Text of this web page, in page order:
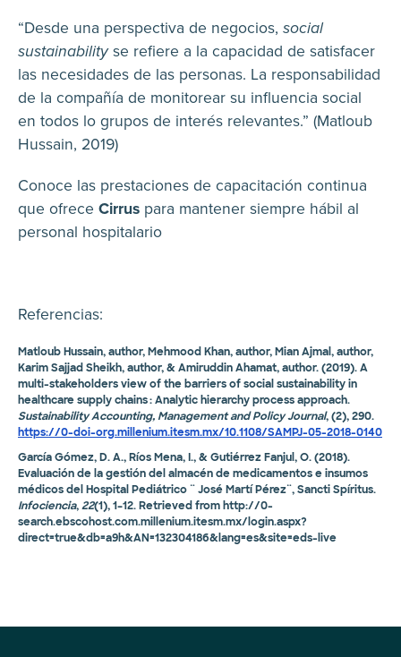
“Desde una perspectiva de negocios, social
sustainabilityse refiere a la capacidad de satisfacer
las necesidades de las personas. La responsabilidad
de la compañía de monitorear su influencia social
en todos lo grupos de interés relevantes.” (Matloub
Hussain, 2019)
Conoce las prestaciones de capacitación continua
que ofrece Cirrus para mantener siempre hábil al
personal hospitalario
Referencias:
Matloub Hussain, author, Mehmood Khan, author, Mian Ajmal, author,
Karim Sajjad Sheikh, author, & Amiruddin Ahamat, author. (2019). A
multi-stakeholders view of the barriers of social sustainability in
healthcare supply chains : Analytic hierarchy process approach.
Sustainability Accounting, Management and Policy Journal, (2), 290.
https://0-doi-org.millenium.itesm.mx/10.1108/SAMPJ-05-2018-0140
García Gómez, D. A., Ríos Mena, I., & Gutiérrez Fanjul, O. (2018).
Evaluación de la gestión del almacén de medicamentos e insumos
médicos del Hospital Pediátrico ¨ José Martí Pérez¨, Sancti Spíritus.
Infociencia,22(1), 1–12. Retrieved from http://0-
search.ebscohost.com.millenium.itesm.mx/login.aspx?
direct=true&db=a9h&AN=132304186&lang=es&site=eds-live